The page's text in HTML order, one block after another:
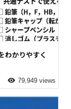
わかりやすく
79,949 views